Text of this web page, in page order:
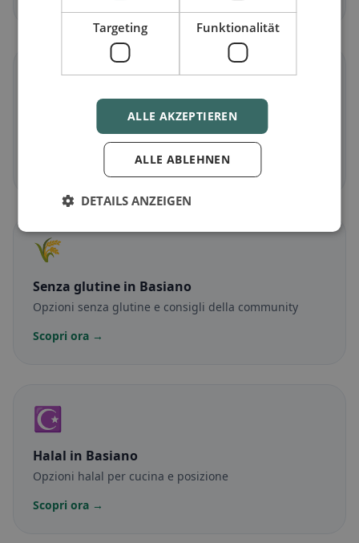
🥕
in Basiano
Piatti senza carne e classici vegetariani
🌾
Senza glutine in Basiano
Opzioni senza glutine e consigli della community
Scopri ora →
☪️
Halal in Basiano
Opzioni halal per cucina e posizione
Scopri ora →
Targeting Funktionalität
ALLE AKZEPTIEREN
ALLE ABLEHNEN
DETAILS ANZEIGEN